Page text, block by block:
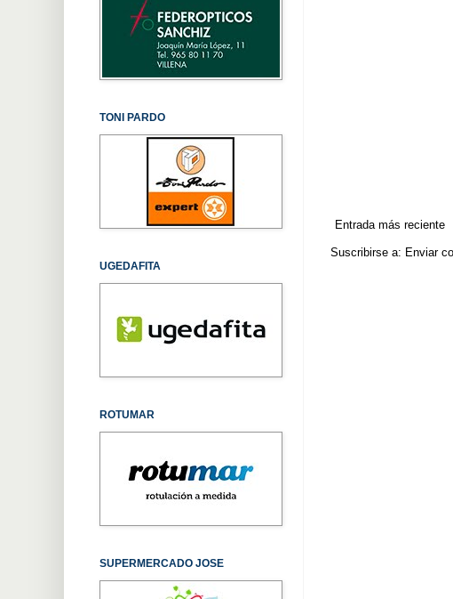
Entrada más reciente
Suscribirse a: Enviar
TONI PARDO
UGEDAFITA
ROTUMAR
SUPERMERCADO JOSE